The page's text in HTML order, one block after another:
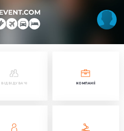
ВІДВІДУВАЧІ КОМПАНІЇ